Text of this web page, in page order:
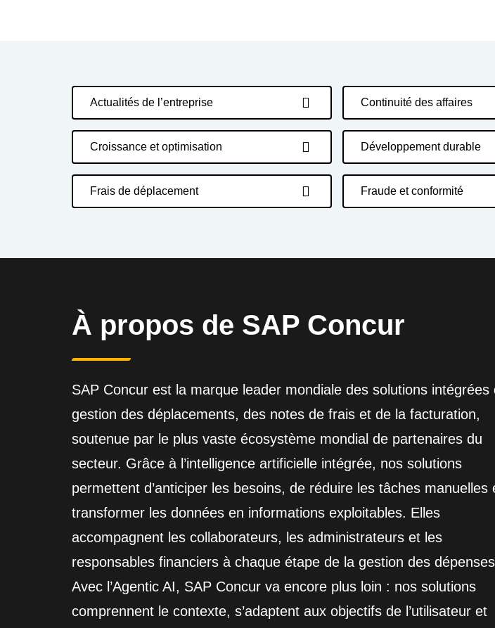
Actualités de l’entreprise Continuité des affaires
Croissance et optimisation Développement durable
Frais de déplacement Fraude et conformité
À propos de SAP Concur
SAP Concur est la marque leader mondiale des solutions intégrées
gestion des déplacements, des notes de frais et de la facturation,
soutenue par le plus vaste écosystème mondial de partenaires du
secteur. Grâce à l’intelligence artificielle intégrée, nos solutions
permettent d’anticiper les besoins, de réduire les tâches manuelles
transformer les données en informations exploitables. Elles
accompagnent les collaborateurs, les administrateurs et les
responsables financiers à chaque étape de la gestion des
Avec l’Agentic AI, SAP Concur va encore plus loin : nos solutions
comprennent le contexte, s’adaptent aux objectifs de l’utilisateur et